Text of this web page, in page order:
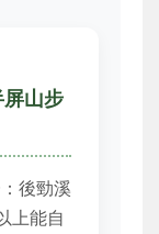
山步
後勁溪
上能自